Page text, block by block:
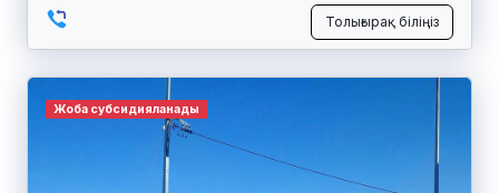
Толығырақ біліңіз
Жоба субсидияланады